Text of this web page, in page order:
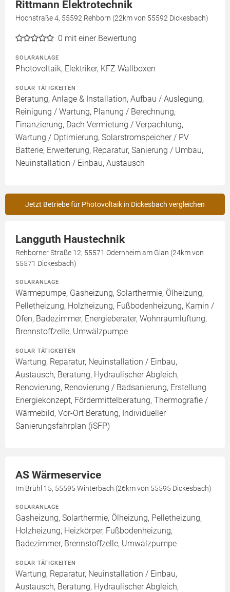
Rittmann Elektrotechnik
Hochstraße 4, 55592 Rehborn (22km von 55592 Dickesbach)
0 mit einer Bewertung
SOLARANLAGE
Photovoltaik, Elektriker, KFZ Wallboxen
SOLAR TÄTIGKEITEN
Beratung, Anlage & Installation, Aufbau / Auslegung,
Reinigung / Wartung, Planung / Berechnung,
Finanzierung, Dach Vermietung / Verpachtung,
Wartung / Optimierung, Solarstromspeicher / PV
Batterie, Erweiterung, Reparatur, Sanierung / Umbau,
Neuinstallation / Einbau, Austausch
Jetzt Betriebe für Photovoltaik in Dickesbach vergleichen
Langguth Haustechnik
Rehborner Straße 12, 55571 Odernheim am Glan (24km von
55571 Dickesbach)
SOLARANLAGE
Wärmepumpe, Gasheizung, Solarthermie, Ölheizung,
Pelletheizung, Holzheizung, Fußbodenheizung, Kamin /
Ofen, Badezimmer, Energieberater, Wohnraumlüftung,
Brennstoffzelle, Umwälzpumpe
SOLAR TÄTIGKEITEN
Wartung, Reparatur, Neuinstallation / Einbau,
Austausch, Beratung, Hydraulischer Abgleich,
Renovierung, Renovierung / Badsanierung, Erstellung
Energiekonzept, Fördermittelberatung, Thermografie /
Wärmebild, Vor-Ort Beratung, Individueller
Sanierungsfahrplan (iSFP)
AS Wärmeservice
Im Brühl 15, 55595 Winterbach (26km von 55595 Dickesbach)
SOLARANLAGE
Gasheizung, Solarthermie, Ölheizung, Pelletheizung,
Holzheizung, Heizkörper, Fußbodenheizung,
Badezimmer, Brennstoffzelle, Umwälzpumpe
SOLAR TÄTIGKEITEN
Wartung, Reparatur, Neuinstallation / Einbau,
Austausch, Beratung, Hydraulischer Abgleich,